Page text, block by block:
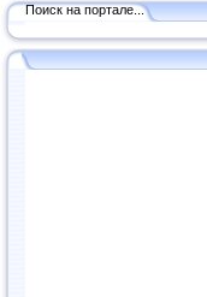
Поиск на портале...